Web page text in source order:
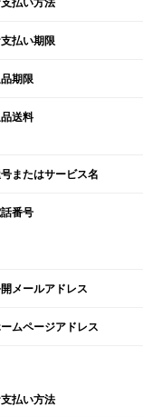
払い期限
期限
送料
またはサービス名
番号
メールアドレス
ムページアドレス
払い方法